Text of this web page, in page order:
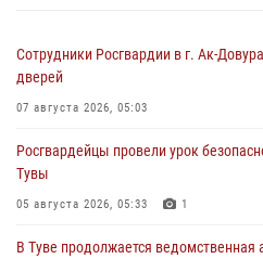
Сотрудники Росгвардии в г. Ак-
дверей
07 августа 2026, 05:03
Росгвардейцы провели урок
Тувы
05 августа 2026, 05:33 1
В Туве продолжается ведомственная